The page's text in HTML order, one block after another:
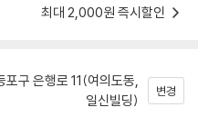
최대 2,000원 즉시할인
포구 은행로 11(여의도동,
일신빌딩)
변경